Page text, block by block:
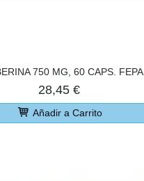
750 MG, 60 CAPS. FEPA
28,45 €
Añadir a Carrito